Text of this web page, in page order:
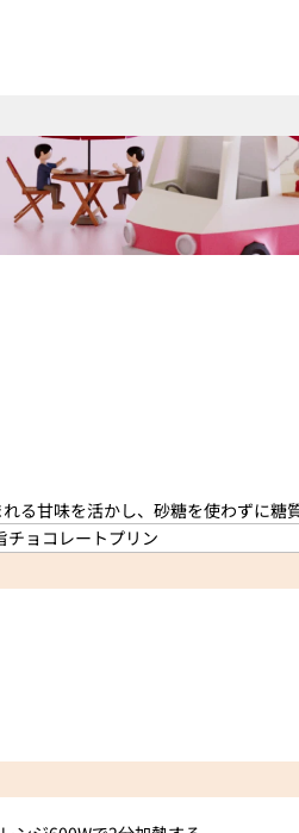
る甘味を活かし、砂糖を使わずに糖